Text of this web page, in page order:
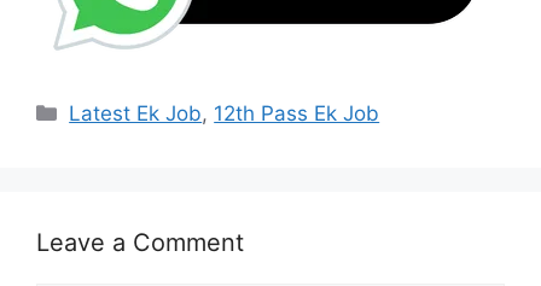
Categories
Latest Ek Job, 12th Pass Ek Job
Leave a Comment